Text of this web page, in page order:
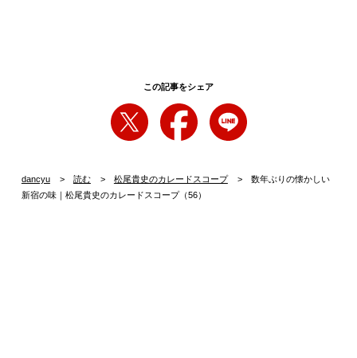
この記事をシェア
dancyu 読む 松尾貴史のカレードスコープ
数年ぶりの懐かしい
新宿の味｜松尾貴史のカレードスコープ（56）